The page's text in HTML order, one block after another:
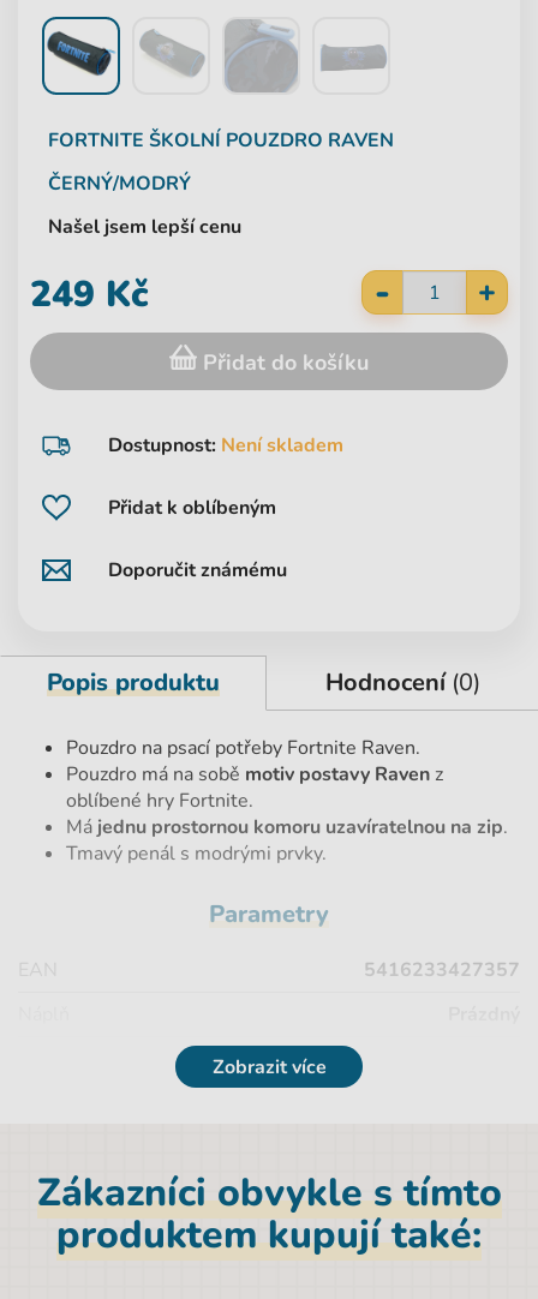
FORTNITE ŠKOLNÍ POUZDRO RAVEN
ČERNÝ/MODRÝ
Našel jsem lepší cenu
Přidat k oblíbeným
Doporučit známému
Dostupnost: Není skladem
- +
249 Kč
Přidat do košíku
Popis produktu Hodnocení (0)
Pouzdro na psací potřeby Fortnite Raven.
Pouzdro má na sobě motiv postavy Raven z
oblíbené hry Fortnite.
Má jednu prostornou komoru uzavíratelnou na zip.
Tmavý penál s modrými prvky.
Parametry
EAN
5416233427357
Značka
Fortnite
Šířka obalu
8 cm
Zobrazit více
Zákazníci obvykle s tímto
produktem kupují také: